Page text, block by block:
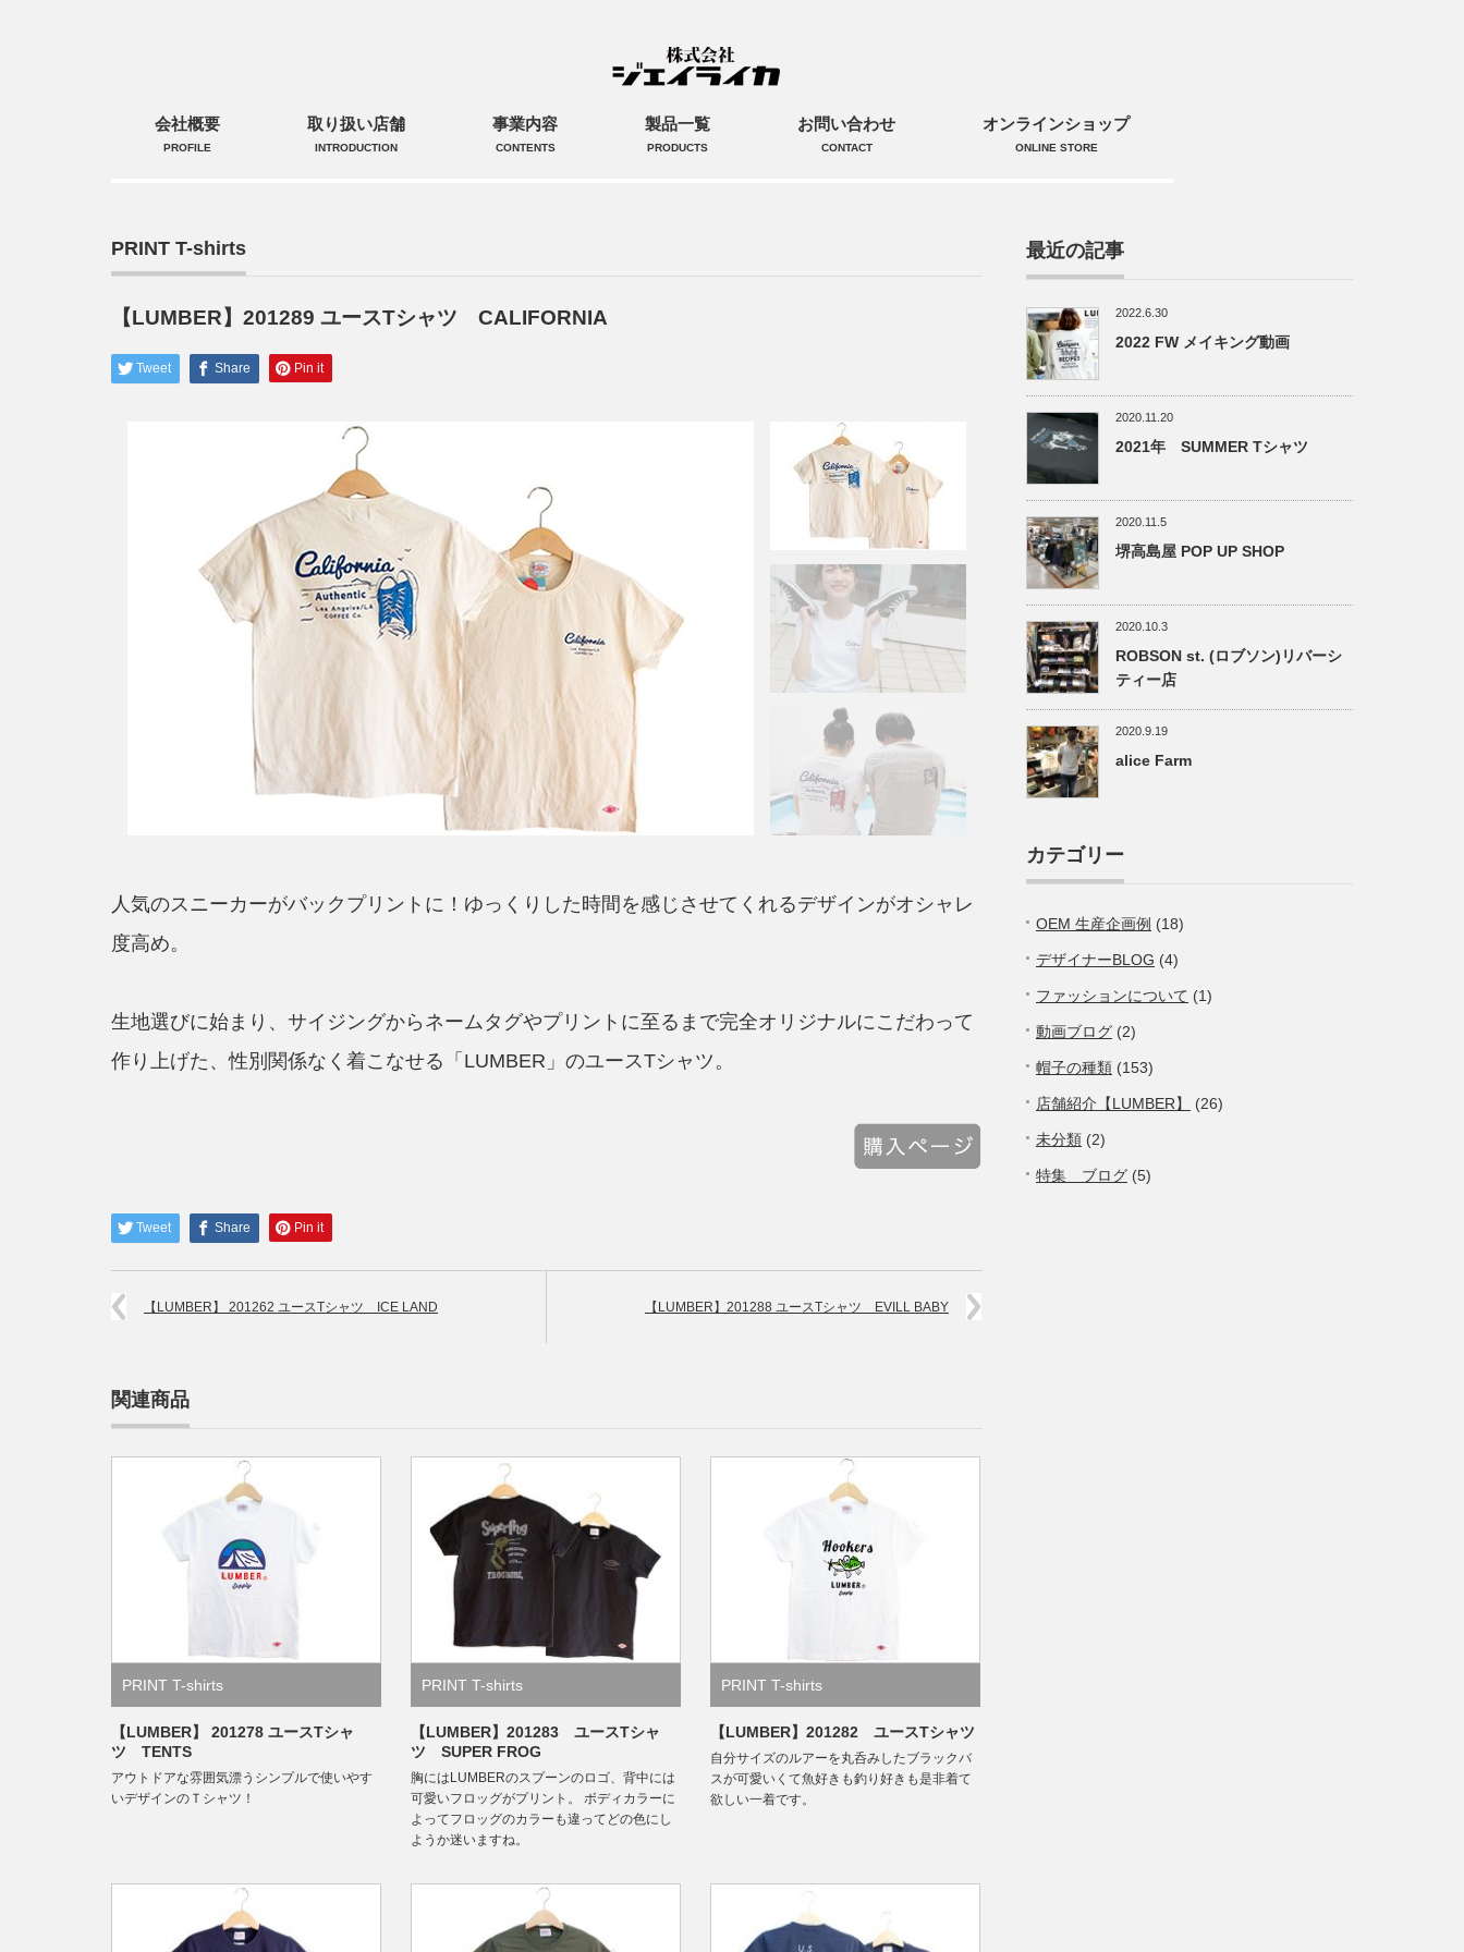
会社概要
PROFILE
取り扱い店舗
INTRODUCTION
事業内容
CONTENTS
製品一覧
PRODUCTS
お問い合わせ
CONTACT
オンラインショップ
ONLINE STORE
PRINT T-shirts
【LUMBER】201289 ユースTシャツ CALIFORNIA
Tweet Share Pin it
人気のスニーカーがバックプリントに！ゆっくりした時間を感じさせてくれるデザインがオシャレ
度高め。
生地選びに始まり、サイジングからネームタグやプリントに至るまで完全オリジナルにこだわって
作り上げた、性別関係なく着こなせる「LUMBER」のユースTシャツ。
Tweet Share Pin it
【LUMBER】 201262 ユースTシャツ ICE LAND 【LUMBER】201288 ユースTシャツ EVILL BABY
関連商品
PRINT T-shirts
【LUMBER】 201278 ユースTシャ
ツ TENTS
アウトドアな雰囲気漂うシンプルで使いやす
いデザインのＴシャツ！
PRINT T-shirts
【LUMBER】201283 ユースTシャ
ツ SUPER FROG
胸にはLUMBERのスプーンのロゴ、背中には
可愛いフロッグがプリント。 ボディカラーに
よってフロッグのカラーも違ってどの色にし
ようか迷いますね。
PRINT T-shirts
【LUMBER】201282 ユースTシャツ
自分サイズのルアーを丸呑みしたブラックバ
スが可愛いくて魚好きも釣り好きも是非着て
欲しい一着です。
最近の記事
2022.6.30
2022 FW メイキング動画
2020.11.20
2021年 SUMMER Tシャツ
2020.11.5
堺高島屋 POP UP SHOP
2020.10.3
ROBSON st. (ロブソン)リバーシ
ティー店
2020.9.19
alice Farm
カテゴリー
OEM 生産企画例 (18)
デザイナーBLOG (4)
ファッションについて (1)
動画ブログ (2)
帽子の種類 (153)
店舗紹介【LUMBER】 (26)
未分類 (2)
特集 ブログ (5)